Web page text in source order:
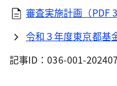
審査実施計画（PDF
令和３年度東京都基
記事ID：036-001-